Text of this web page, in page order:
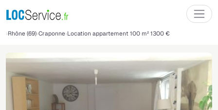
Rhône (69) Craponne Location appartement 100 m² 1300 €